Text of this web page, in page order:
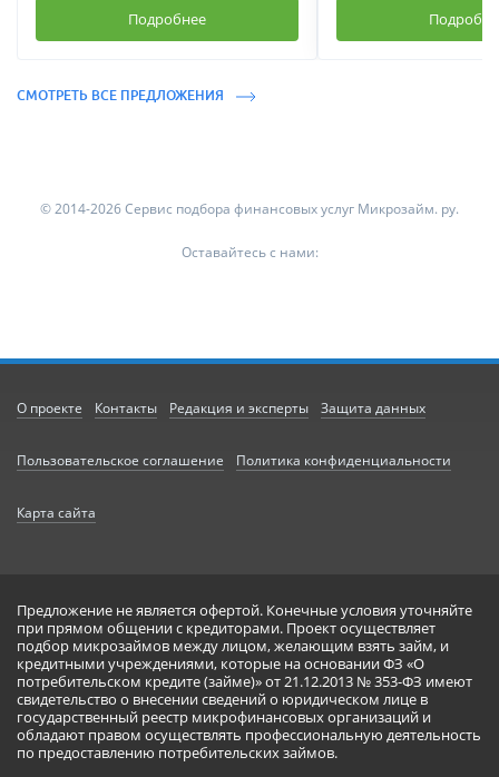
Подробнее
СМОТРЕТЬ ВСЕ ПРЕДЛОЖЕНИЯ
© 2014-2026 Сервис подбора финансовых услуг Микрозайм. ру.
Оставайтесь с нами:
О проекте Контакты Редакция и эксперты Защита данных
Пользовательское соглашение Политика конфиденциальности
Карта сайта
Предложение не является офертой. Конечные условия уточняйте
при прямом общении с кредиторами. Проект осуществляет
подбор микрозаймов между лицом, желающим взять займ, и
кредитными учреждениями, которые на основании ФЗ «О
потребительском кредите (займе)» от 21.12.2013 № 353-ФЗ имеют
свидетельство о внесении сведений о юридическом лице в
государственный реестр микрофинансовых организаций и
обладают правом осуществлять профессиональную деятельность
по предоставлению потребительских займов.